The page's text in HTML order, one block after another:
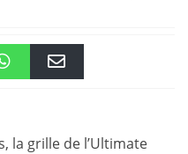
la grille de l’Ultimate